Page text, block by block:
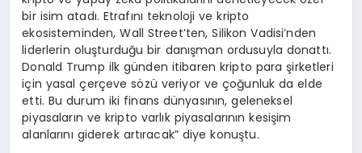
bir isim atadı. Etrafını teknoloji ve kripto
ekosisteminden, Wall Street’ten, Silikon Vadisi’nden
liderlerin oluşturduğu bir danışman ordusuyla donattı.
Donald Trump ilk günden itibaren kripto para şirketleri
için yasal çerçeve sözü veriyor ve çoğunluk da elde
etti. Bu durum iki finans dünyasının, geleneksel
piyasaların ve kripto varlık piyasalarının kesişim
alanlarını giderek artıracak” diye konuştu.